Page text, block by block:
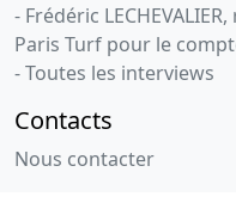
- Frédéric
Paris Turf pour le
- Toutes les interviews
Contacts
Nous contacter